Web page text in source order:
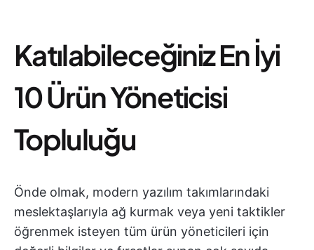
Katılabileceğiniz En İyi
10 Ürün Yöneticisi
Topluluğu
Önde olmak, modern yazılım takımlarındaki
meslektaşlarıyla ağ kurmak veya yeni taktikler
öğrenmek isteyen tüm ürün yöneticileri için